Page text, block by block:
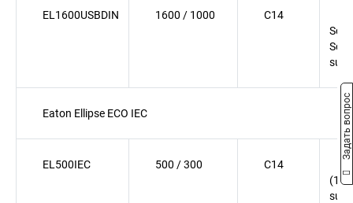
EL1600USBDIN 1600 / 1000 C14
Eaton Ellipse ECO IEC
EL500IEC 500 / 300 C14
Задать вопрос